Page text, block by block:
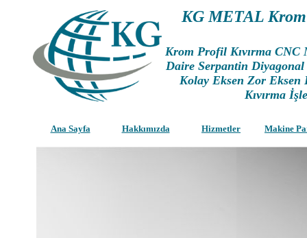
KG METAL
Krom Profil Kıvırma
Daire Serpantin Diyagonal
Kolay Eksen Zor
Kıvırma
Ana Sayfa Hakkımızda Hizmetler Makine